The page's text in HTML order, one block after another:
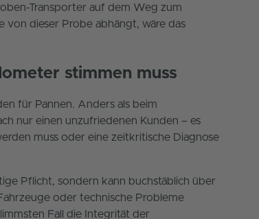
Transporter auf dem Weg zum
von dieser Probe abhängt, wäre das
stimmen muss
für Pannen. Anders als beim
nur einen unzufriedenen Kunden – es
muss oder eine zeitkritische Diagnose
Pflicht, sondern kann buchstäblich über
oder technische Probleme
Fall die Integrität der